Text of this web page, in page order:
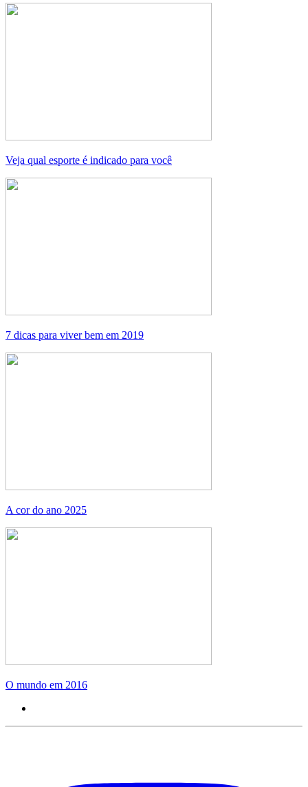
Veja qual esporte é indicado para você
7 dicas para viver bem em 2019
A cor do ano 2025
O mundo em 2016